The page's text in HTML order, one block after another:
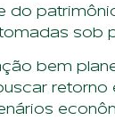
do
sob
bem
retorno